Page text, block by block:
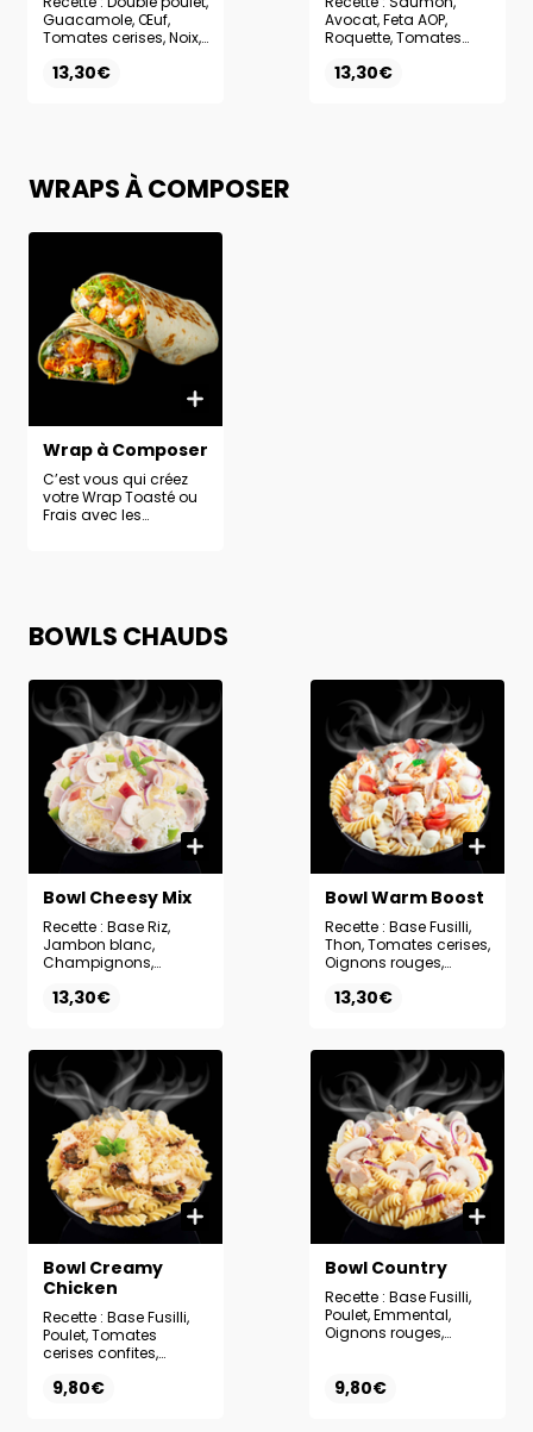
Guacamole, Œuf,
Tomates cerises, Noix,
13,30€
Avocat, Feta AOP,
Roquette, Tomates
rouges, Sauce Olive
13,30€
WRAPS À COMPOSER
Wrap à Composer
C’est vous qui créez
votre Wrap Toasté ou
Frais avec les
BOWLS CHAUDS
Bowl Cheesy Mix
Recette : Base Riz,
Jambon blanc,
Champignons,
Comté, Oignons
13,30€
Bowl Warm Boost
Recette : Base Fusilli,
Thon, Tomates cerises,
Oignons rouges,
Oignons frits, Sauce
13,30€
Bowl Creamy
Chicken
Recette : Base Fusilli,
Poulet, Tomates
cerises confites,
frits, Sauce Ranch
9,80€
Bowl Country
Recette : Base Fusilli,
Poulet, Emmental,
Oignons rouges,
9,80€